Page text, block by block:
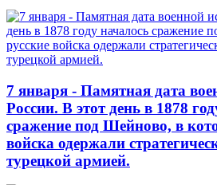
7 января - Памятная дата
России. В этот день в 1878
сражение под Шейново, в
войска одержали
турецкой армией.